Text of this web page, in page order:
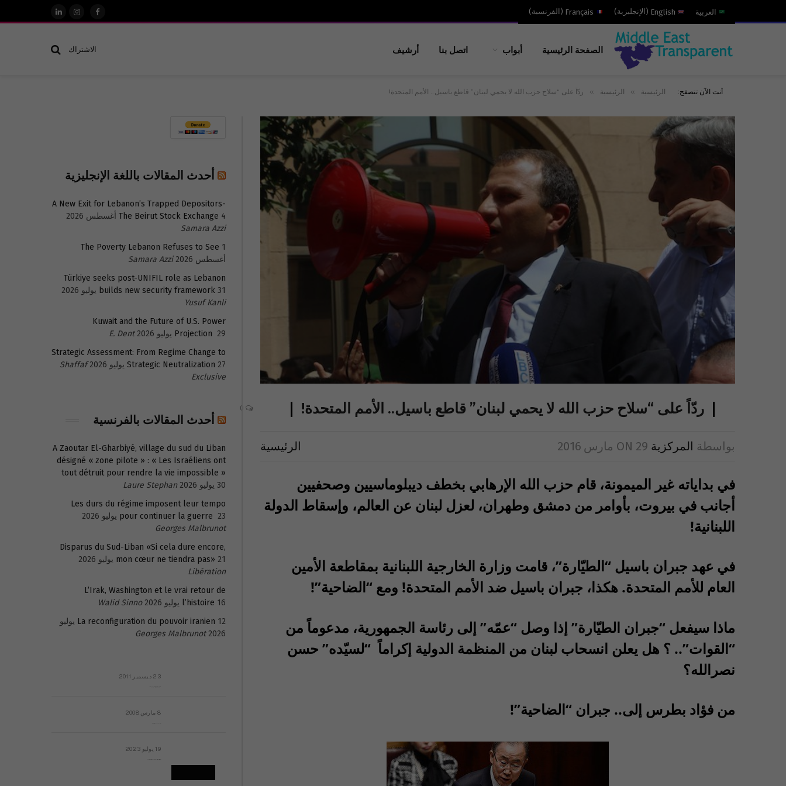
العربية English
( الإنجليزية)
Français
( الفرنسية)
فيسبوكالانستغرام
لينكدإن
الصفحة الرئيسية أبواب اتصل بنا أرشيف الاشتراك
أنت الآن تتصفح: الرئيسية » الرئيسية » ردّاً على “سلاح حزب الله لا يحمي لبنان” قاطع باسيل.. الأمم المتحدة!
ردّاً على “سلاح حزب الله لا يحمي لبنان” قاطع باسيل.. الأمم المتحدة!
بواسطة المركزية ON 29 مارس 2016 الرئيسية
في بداياته غير الميمونة، قام حزب الله الإرهابي بخطف ديبلوماسيين وصحفيين
أجانب في بيروت، بأوامر من دمشق وطهران، لعزل لبنان عن العالم، وإسقاط الدولة
اللبنانية!
في عهد جبران باسيل “الطيّارة”، قامت وزارة الخارجية اللبنانية بمقاطعة الأمين
العام للأمم المتحدة. هكذا، جبران باسيل ضد الأمم المتحدة! ومع “الضاحية”!
ماذا سيفعل “جبران الطيّارة” إذا وصل “عمّه” إلى رئاسة الجمهورية، مدعوماً من
“القوات”.. ؟ هل يعلن انسحاب لبنان من المنظمة الدولية إكراماً “لسيّده” حسن
نصرالله؟
من فؤاد بطرس إلى.. جبران “الضاحية”!
أحدث المقالات باللغة الإنجليزية
A New Exit for Lebanon’s Trapped Depositors-
The Beirut Stock Exchange 4 أغسطس 2026
Samara Azzi
The Poverty Lebanon Refuses to See 1
أغسطس 2026
Samara Azzi
Türkiye seeks post-UNIFIL role as Lebanon
builds new security framework 31 يوليو 2026
Yusuf Kanli
Kuwait and the Future of U.S. Power
Projection 29 يوليو 2026
E. Dent
Strategic Assessment: From Regime Change to
Strategic Neutralization 27 يوليو 2026
Shaffaf
Exclusive
أحدث المقالات بالفرنسية
A Zaoutar El-Gharbiyé, village du sud du Liban
désigné « zone pilote » : « Les Israéliens ont
tout détruit pour rendre la vie impossible »
30 يوليو 2026
Laure Stephan
Les durs du régime imposent leur tempo
pour continuer la guerre 23 يوليو 2026
Georges Malbrunot
Disparus du Sud-Liban «Si cela dure encore,
mon cœur ne tiendra pas» 21 يوليو 2026
Libération
L’Irak, Washington et le vrai retour de
l’histoire 16 يوليو 2026
Walid Sinno
La reconfiguration du pouvoir iranien 12 يوليو
2026
Georges Malbrunot
23 ديسمبر 2011
8 مارس 2008
19 يوليو 2023